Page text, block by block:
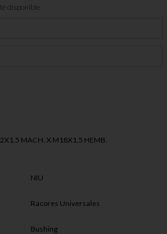
disponible
MACH. X M18X1.5 HEMB.
NIU
Racores Universales
Bushing